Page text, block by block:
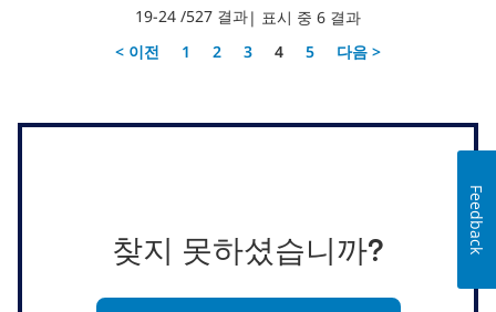
19-24 /527 결과| 표시 중 6 결과
< 이전
1 2 3 페이지
4 5 다음 >
찾지 못하셨습니까? Feedback